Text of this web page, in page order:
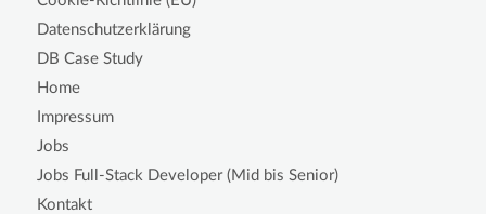
Datenschutzerklärung
DB Case Study
Home
Impressum
Jobs
Jobs Full-Stack Developer (Mid bis Senior)
Kontakt